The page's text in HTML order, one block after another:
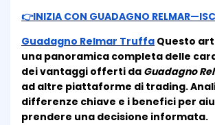
👉INIZIA CON GUADAGNO
Guadagno Relmar Truffa Questo
una panoramica completa delle
dei vantaggi offerti da Guadagno
ad altre piattaforme di trading.
differenze chiave e i benefici per
prendere una decisione informata.